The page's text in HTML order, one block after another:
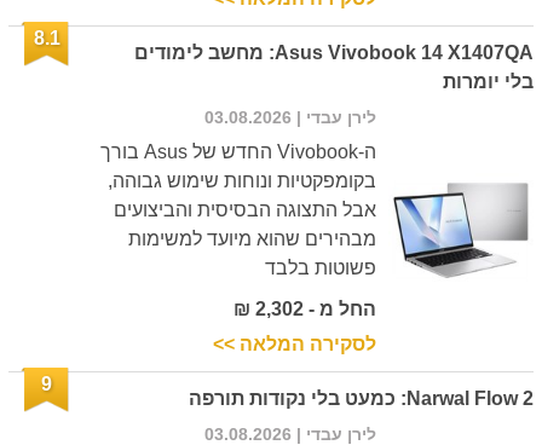
Asus Vivobook 14 X1407QA: מחשב לימודים
בלי יומרות
8.1
לירן עבדי | 03.08.2026
ה-Vivobook החדש של Asus בורך
בקומפקטיות ונוחות שימוש גבוהה,
אבל התצוגה הבסיסית והביצועים
מבהירים שהוא מיועד למשימות
פשוטות בלבד
החל מ - 2,302 ₪
לסקירה המלאה >>
Narwal Flow 2: כמעט בלי נקודות תורפה
9
לירן עבדי | 03.08.2026